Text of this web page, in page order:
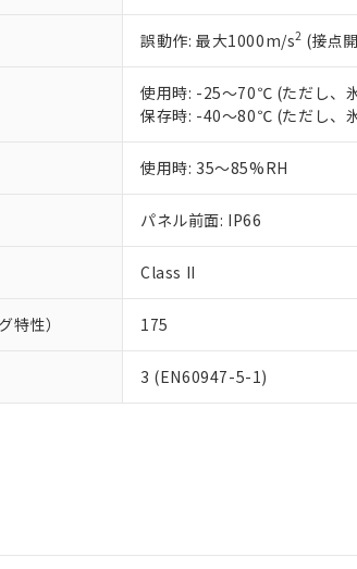
誤動作: 最大1000m/s2 (接点
使用時: -25～70℃ (ただし、
保存時: -40～80℃ (ただし、
使用時: 35～85%RH
パネル前面: IP66
Class II
特性） 175
3 (EN60947-5-1)
り割愛しております。